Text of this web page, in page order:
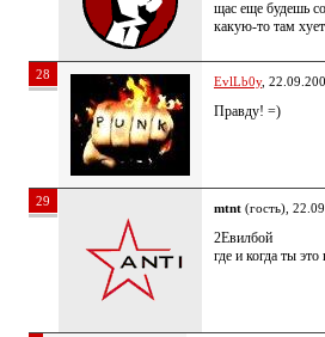
щас еще будешь
какую-то там
28 EvlLb0y,
Правду! =)
29 mtnt (гость),
2Евилбой
где и когда ты это